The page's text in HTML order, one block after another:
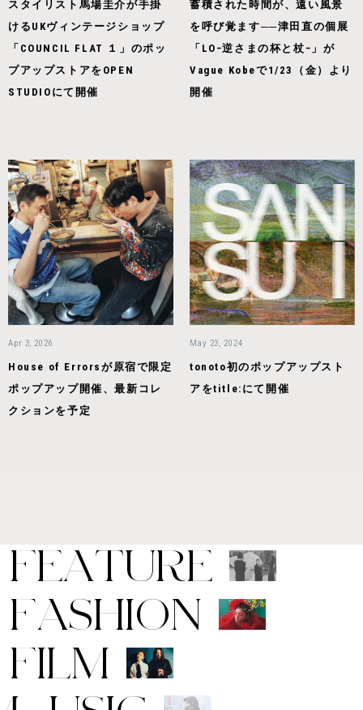
スタイリスト馬場圭介が手掛
けるUKヴィンテージショップ
「COUNCIL FLAT １」のポッ
プアップストアをOPEN
STUDIOにて開催
蓄積された時間が、遠い風景
を呼び覚ます──津田直の個展
「LO−逆さまの杯と杖−」が
Vague Kobeで1/23（金）より
開催
Apr 3, 2026
House of Errorsが原宿で限定
ポップアップ開催、最新コレ
クションを予定
May 23, 2024
tonoto初のポップアップスト
アをtitle:にて開催
FEATURE
FASHION
FILM